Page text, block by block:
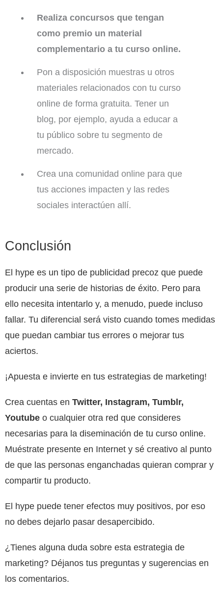
Realiza concursos que tengan
como premio un material
complementario a tu curso online.
Pon a disposición muestras u otros
materiales relacionados con tu curso
online de forma gratuita. Tener un
blog, por ejemplo, ayuda a educar a
tu público sobre tu segmento de
mercado.
Crea una comunidad online para que
tus acciones impacten y las redes
sociales interactúen allí.
Conclusión
El hype es un tipo de publicidad precoz que puede
producir una serie de historias de éxito. Pero para
ello necesita intentarlo y, a menudo, puede incluso
fallar. Tu diferencial será visto cuando tomes medidas
que puedan cambiar tus errores o mejorar tus
aciertos.
¡Apuesta e invierte en tus estrategias de marketing!
Crea cuentas en Twitter, Instagram, Tumblr,
Youtube o cualquier otra red que consideres
necesarias para la diseminación de tu curso online.
Muéstrate presente en Internet y sé creativo al punto
de que las personas enganchadas quieran comprar y
compartir tu producto.
El hype puede tener efectos muy positivos, por eso
no debes dejarlo pasar desapercibido.
¿Tienes alguna duda sobre esta estrategia de
marketing? Déjanos tus preguntas y sugerencias en
los comentarios.